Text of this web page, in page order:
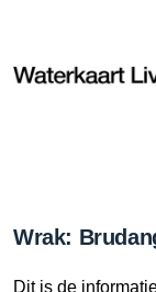
Wrak:
Dit is de